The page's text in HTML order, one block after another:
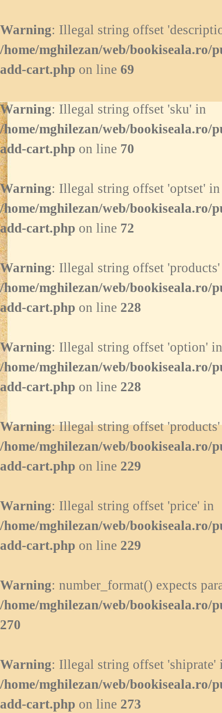
Warning: Illegal string offset
/home/mghilezan/web/bookiseala.ro/
add-cart.php on line 69
Warning: Illegal string offset 'sku' in
/home/mghilezan/web/bookiseala.ro/
add-cart.php on line 70
Warning: Illegal string offset 'optset' in
/home/mghilezan/web/bookiseala.ro/
add-cart.php on line 72
Warning: Illegal string offset
/home/mghilezan/web/bookiseala.ro/
add-cart.php on line 228
Warning: Illegal string offset 'option' in
/home/mghilezan/web/bookiseala.ro/
add-cart.php on line 228
Warning: Illegal string offset
/home/mghilezan/web/bookiseala.ro/
add-cart.php on line 229
Warning: Illegal string offset 'price' in
/home/mghilezan/web/bookiseala.ro/
add-cart.php on line 229
Warning: number_format() expects
/home/mghilezan/web/
270
Warning: Illegal string offset 'shiprate'
/home/mghilezan/web/bookiseala.ro/
add-cart.php on line 273